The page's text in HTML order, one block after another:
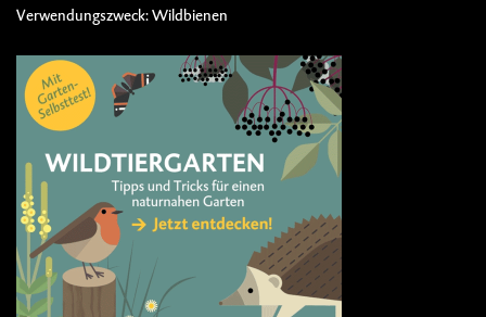
Verwendungszweck: Wildbienen